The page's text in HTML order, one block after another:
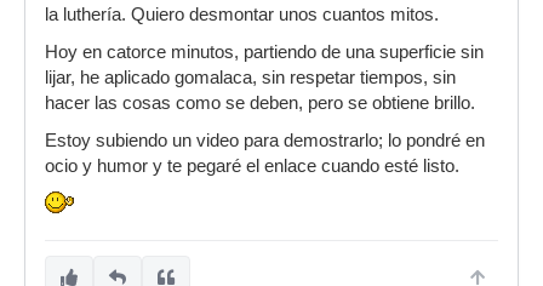
la luthería. Quiero desmontar unos cuantos mitos.
Hoy en catorce minutos, partiendo de una superficie sin
lijar, he aplicado gomalaca, sin respetar tiempos, sin
hacer las cosas como se deben, pero se obtiene brillo.
Estoy subiendo un video para demostrarlo; lo pondré en
ocio y humor y te pegaré el enlace cuando esté listo.